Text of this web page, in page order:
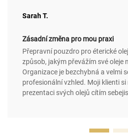
Sarah T.
Zásadní změna pro mou praxi
Přepravní pouzdro pro éterické
způsob, jakým převážím své oleje
Organizace je bezchybná a velmi
profesionální vzhled. Moji klienti si
prezentaci svých olejů cítím